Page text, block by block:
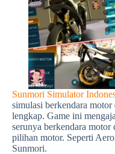
Sunmori Simulator
simulasi berkendara
lengkap. Game ini
serunya berkendara motor
pilihan motor. Seperti
Sunmori.